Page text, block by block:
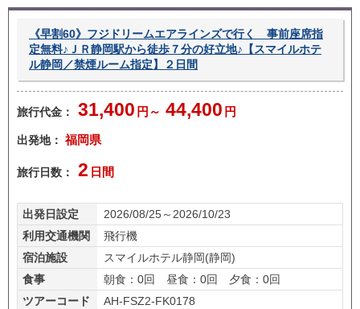
《早割60》フジドリームエアラインズで行く 事前座席指
定無料♪ＪＲ静岡駅から徒歩７分の好立地♪【スマイルホテ
ル静岡／禁煙ルーム指定】２日間
旅行代金： 31,400 円～ 44,400 円
出発地： 福岡県
旅行日数： 2 日間
出発日設定
2026/08/25～2026/10/23
利用交通機関
飛行機
宿泊施設
スマイルホテル静岡(静岡)
食事
朝食：0回 昼食：0回 夕食：0回
ツアーコード
AH-FSZ2-FK0178